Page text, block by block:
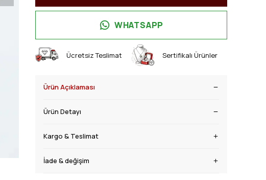
WHATSAPP
Ücretsiz Teslimat Sertifikalı Ürünler
Ürün Açıklaması
Ürün Detayı
Kargo & Teslimat
İade & değişim